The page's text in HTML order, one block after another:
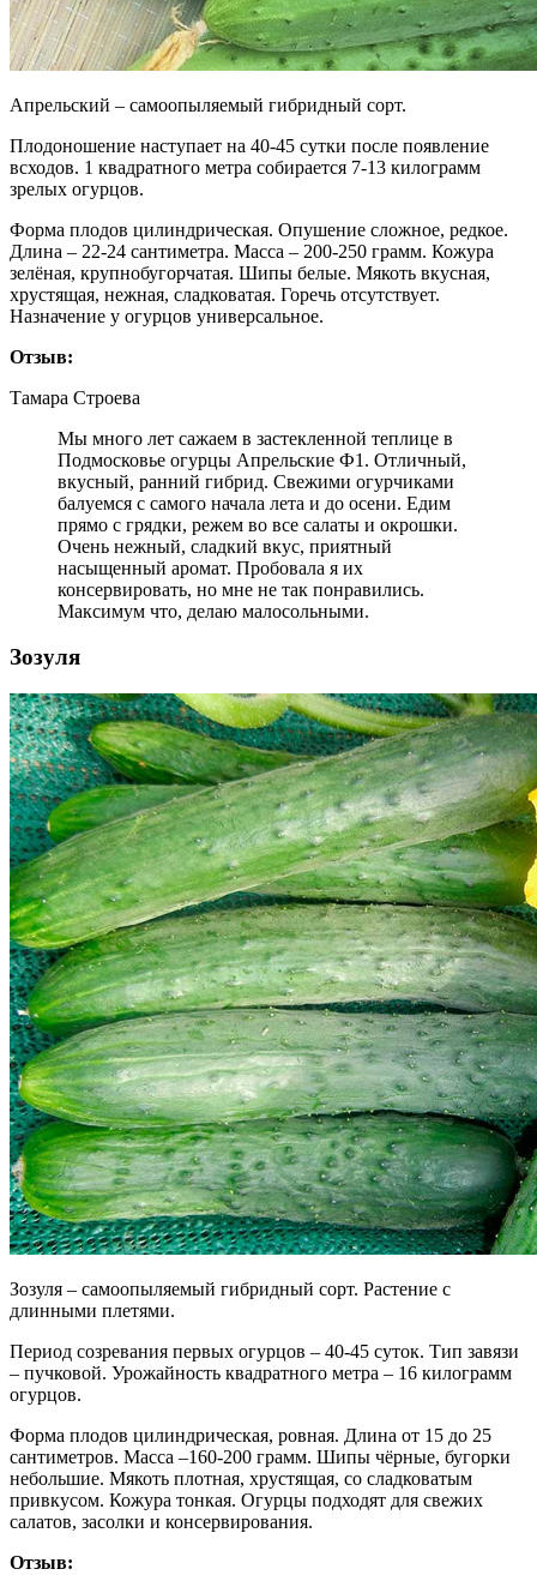
Апрельский – самоопыляемый гибридный сорт.
Плодоношение наступает на 40-45 сутки после появление
всходов. 1 квадратного метра собирается 7-13 килограмм
зрелых огурцов.
Форма плодов цилиндрическая. Опушение сложное, редкое.
Длина – 22-24 сантиметра. Масса – 200-250 грамм. Кожура
зелёная, крупнобугорчатая. Шипы белые. Мякоть вкусная,
хрустящая, нежная, сладковатая. Горечь отсутствует.
Назначение у огурцов универсальное.
Отзыв:
Тамара Строева
Мы много лет сажаем в застекленной теплице в
Подмосковье огурцы Апрельские Ф1. Отличный,
вкусный, ранний гибрид. Свежими огурчиками
балуемся с самого начала лета и до осени. Едим
прямо с грядки, режем во все салаты и окрошки.
Очень нежный, сладкий вкус, приятный
насыщенный аромат. Пробовала я их
консервировать, но мне не так понравились.
Максимум что, делаю малосольными.
Зозуля
Зозуля – самоопыляемый гибридный сорт. Растение с
длинными плетями.
Период созревания первых огурцов – 40-45 суток. Тип завязи
– пучковой. Урожайность квадратного метра – 16 килограмм
огурцов.
Форма плодов цилиндрическая, ровная. Длина от 15 до 25
сантиметров. Масса –160-200 грамм. Шипы чёрные, бугорки
небольшие. Мякоть плотная, хрустящая, со сладковатым
привкусом. Кожура тонкая. Огурцы подходят для свежих
салатов, засолки и консервирования.
Отзыв: